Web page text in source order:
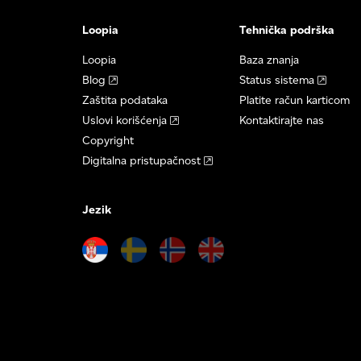
Loopia
Loopia
Blog
Zaštita podataka
Uslovi korišćenja
Copyright
Digitalna pristupačnost
Tehnička podrška
Baza znanja
Status sistema
Platite račun karticom
Kontaktirajte nas
Jezik